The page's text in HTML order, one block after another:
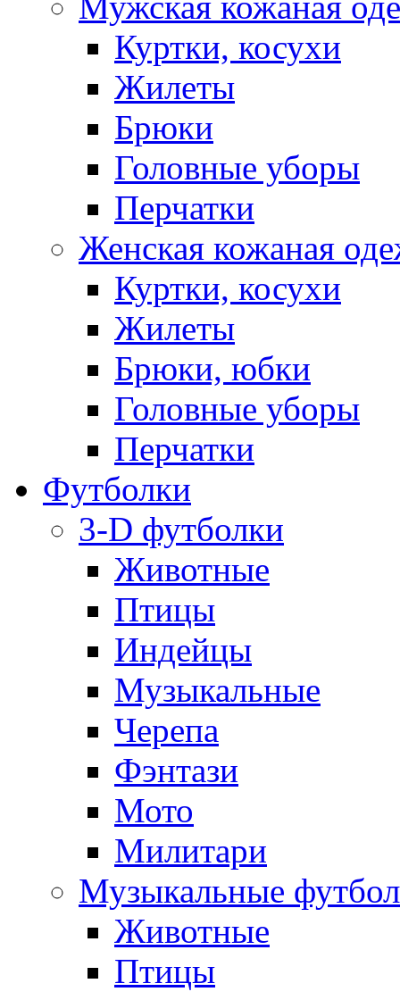
Куртки, косухи
Жилеты
Брюки
Головные уборы
Перчатки
Женская кожаная
Куртки, косухи
Жилеты
Брюки, юбки
Головные уборы
Перчатки
Футболки
3-D футболки
Животные
Птицы
Индейцы
Музыкальные
Черепа
Фэнтази
Мото
Милитари
Музыкальные
Животные
Птицы